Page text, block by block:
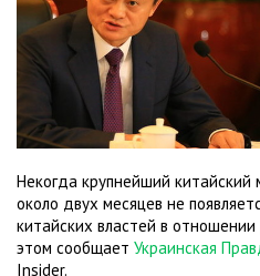
Некогда крупнейший
около двух месяцев не
китайских властей в
этом сообщает Украинская
Insider.